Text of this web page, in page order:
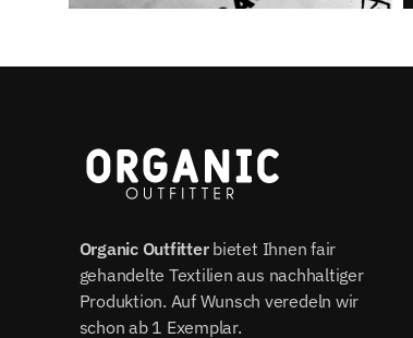
Organic Outfitterbietet Ihnen fair
gehandelte Textilien aus nachhaltiger
Produktion. Auf Wunsch veredeln wir
schon ab 1 Exemplar.